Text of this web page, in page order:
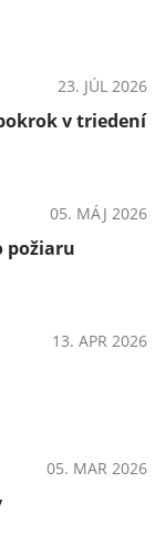
23. JÚL 2026
v triedení
05. MÁJ 2026
požiaru
13. APR 2026
05. MAR 2026